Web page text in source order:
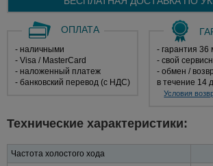
ОПЛАТА
- наличными
- Visa / MasterCard
- наложенный платеж
- банковский перевод (с НДС)
- гарантия 36
- свой
- обмен /
в течение 14
Условия
Технические характеристики:
Частота холостого хода